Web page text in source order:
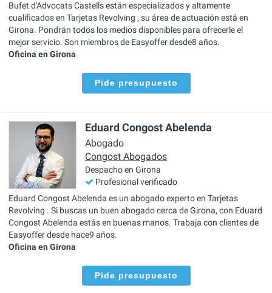
Bufet d'Advocats Castells están especializados y altamente
cualificados en Tarjetas Revolving , su área de actuación está en
Girona. Pondrán todos los medios disponibles para ofrecerle el
mejor servicio. Son miembros de Easyoffer desde8 años.
Oficina en Girona
Pide presupuesto
Eduard Congost Abelenda
Abogado
Congost Abogados
Despacho en Girona
Profesional verificado
Eduard Congost Abelenda es un abogado experto en Tarjetas
Revolving . Si buscas un buen abogado cerca de Girona, con Eduard
Congost Abelenda estás en buenas manos. Trabaja con clientes de
Easyoffer desde hace9 años.
Oficina en Girona
Pide presupuesto